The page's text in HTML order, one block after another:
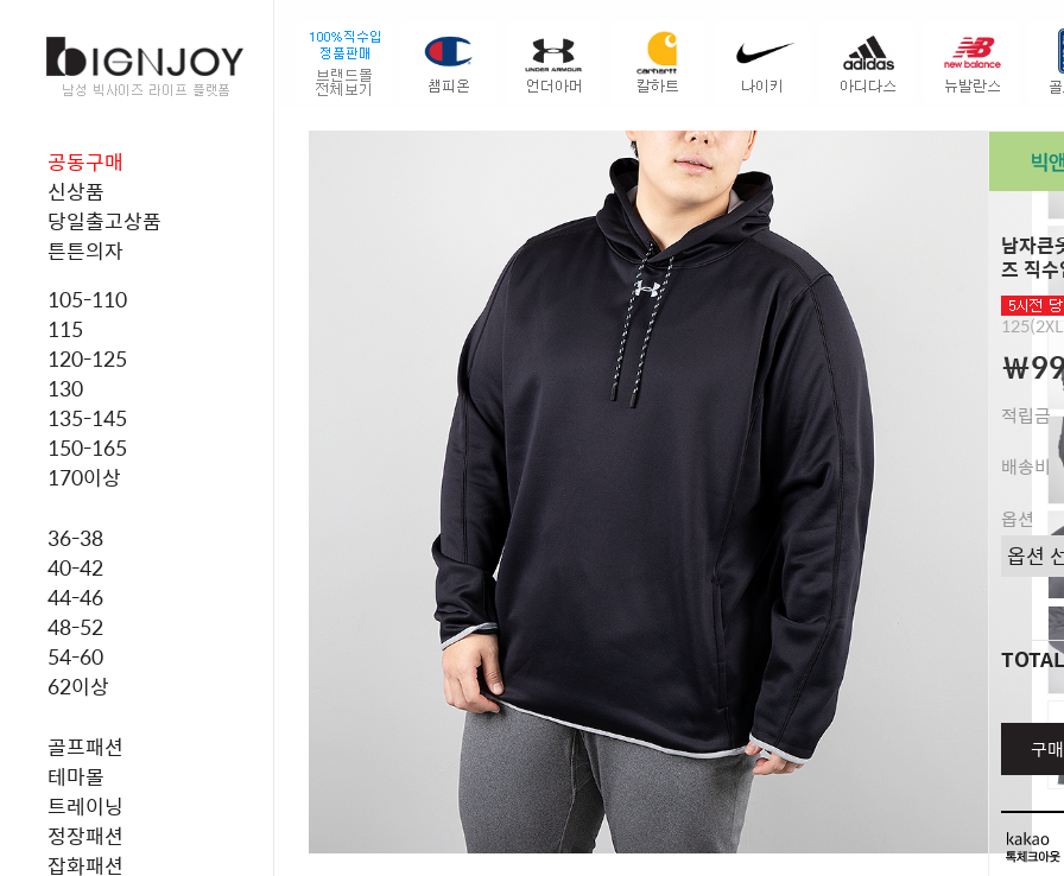
공동구매
신상품
당일출고상품
튼튼의자
105-110
115
120-125
130
135-145
150-165
170이상
36-38
40-42
44-46
48-52
54-60
62이상
골프패션
테마몰
트레이닝
정장패션
잡화패션
남자큰
즈 직
￦
적립금
배송비
옵션
TOTAL
구